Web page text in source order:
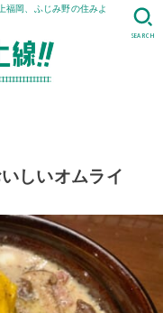
福岡、ふじみ野の住みよ
SEARCH
しいオムライ